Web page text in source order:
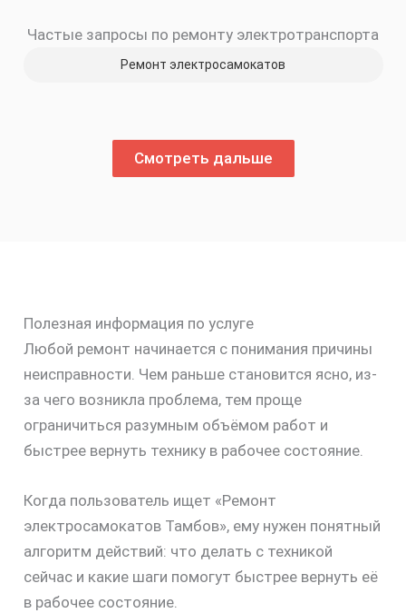
Частые запросы по ремонту электротранспорта
Ремонт электросамокатов
Смотреть дальше
Полезная информация по услуге
Любой ремонт начинается с понимания причины
неисправности. Чем раньше становится ясно, из-
за чего возникла проблема, тем проще
ограничиться разумным объёмом работ и
быстрее вернуть технику в рабочее состояние.
Когда пользователь ищет «Ремонт
электросамокатов Тамбов», ему нужен понятный
алгоритм действий: что делать с техникой
сейчас и какие шаги помогут быстрее вернуть её
в рабочее состояние.